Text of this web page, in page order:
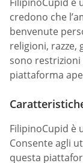
FilipinoCupid è
credono che
benvenute
religioni, razze,
sono restrizioni
piattaforma
FilipinoCupid è
Consente agli
questa